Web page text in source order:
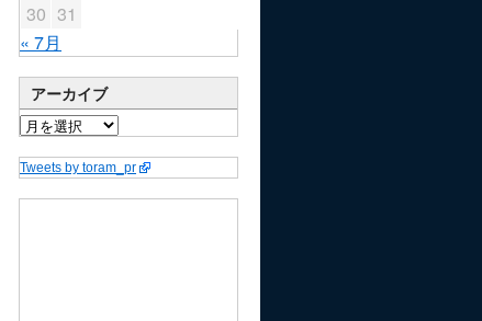
« 7月
30 31
アーカイブ
Tweets by toram_pr